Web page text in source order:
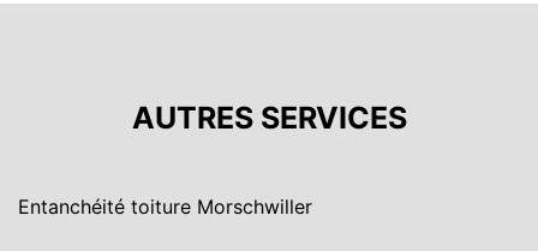
AUTRES SERVICES
Entanchéité toiture Morschwiller